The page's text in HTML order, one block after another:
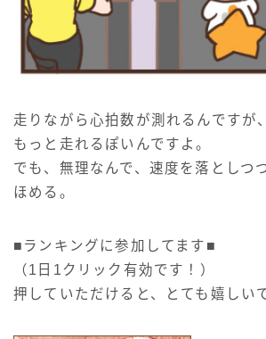
走りながら心拍数が測れるんですが
もっと走れるぽいんですよ。
でも、無理なんで、速度を落としつ
ほめる。
■ランキングに参加してます■
（1日1クリック有効です！）
押していただけると、とても嬉しい